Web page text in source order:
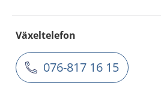
Växeltelefon
076-817 16 15